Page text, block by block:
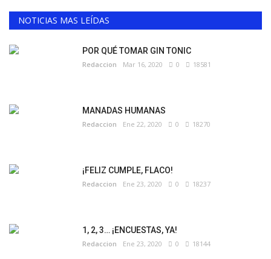
NOTICIAS MAS LEÍDAS
POR QUÉ TOMAR GIN TONIC
Redaccion Mar 16, 2020 0 18581
MANADAS HUMANAS
Redaccion Ene 22, 2020 0 18270
¡FELIZ CUMPLE, FLACO!
Redaccion Ene 23, 2020 0 18237
1, 2, 3… ¡ENCUESTAS, YA!
Redaccion Ene 23, 2020 0 18144